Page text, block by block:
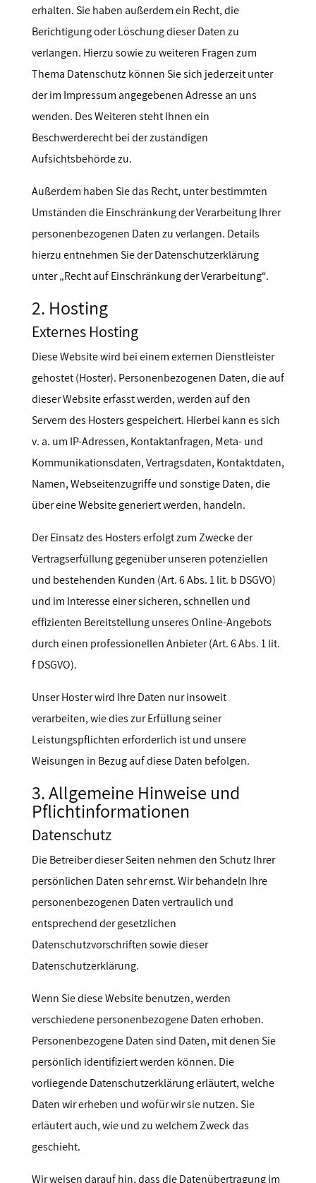
erhalten. Sie haben außerdem ein Recht, die
Berichtigung oder Löschung dieser Daten zu
verlangen. Hierzu sowie zu weiteren Fragen zum
Thema Datenschutz können Sie sich jederzeit unter
der im Impressum angegebenen Adresse an uns
wenden. Des Weiteren steht Ihnen ein
Beschwerderecht bei der zuständigen
Aufsichtsbehörde zu.
Außerdem haben Sie das Recht, unter bestimmten
Umständen die Einschränkung der Verarbeitung Ihrer
personenbezogenen Daten zu verlangen. Details
hierzu entnehmen Sie der Datenschutzerklärung
unter „Recht auf Einschränkung der Verarbeitung“.
2. Hosting
Externes Hosting
Diese Website wird bei einem externen Dienstleister
gehostet (Hoster). Personenbezogenen Daten, die auf
dieser Website erfasst werden, werden auf den
Servern des Hosters gespeichert. Hierbei kann es sich
v. a. um IP-Adressen, Kontaktanfragen, Meta- und
Kommunikationsdaten, Vertragsdaten, Kontaktdaten,
Namen, Webseitenzugriffe und sonstige Daten, die
über eine Website generiert werden, handeln.
Der Einsatz des Hosters erfolgt zum Zwecke der
Vertragserfüllung gegenüber unseren potenziellen
und bestehenden Kunden (Art. 6 Abs. 1 lit. b DSGVO)
und im Interesse einer sicheren, schnellen und
effizienten Bereitstellung unseres Online-Angebots
durch einen professionellen Anbieter (Art. 6 Abs. 1 lit.
f DSGVO).
Unser Hoster wird Ihre Daten nur insoweit
verarbeiten, wie dies zur Erfüllung seiner
Leistungspflichten erforderlich ist und unsere
Weisungen in Bezug auf diese Daten befolgen.
3. Allgemeine Hinweise und
Pflichtinformationen
Datenschutz
Die Betreiber dieser Seiten nehmen den Schutz Ihrer
persönlichen Daten sehr ernst. Wir behandeln Ihre
personenbezogenen Daten vertraulich und
entsprechend der gesetzlichen
Datenschutzvorschriften sowie dieser
Datenschutzerklärung.
Wenn Sie diese Website benutzen, werden
verschiedene personenbezogene Daten erhoben.
Personenbezogene Daten sind Daten, mit denen Sie
persönlich identifiziert werden können. Die
vorliegende Datenschutzerklärung erläutert, welche
Daten wir erheben und wofür wir sie nutzen. Sie
erläutert auch, wie und zu welchem Zweck das
geschieht.
Wir weisen darauf hin, dass die Datenübertragung im